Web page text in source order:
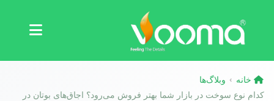
گواهینامه‌ها
مطالعه موردی
خانه › وبلاگ‌ها
کدام نوع سوخت در بازار شما بهتر فروش می‌رود؟ اجاق‌های بوتان در